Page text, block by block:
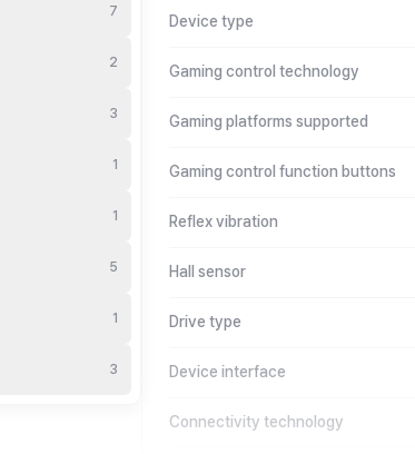
7
2
3
1
1
5
1
3
Device type
Gaming control technology
Gaming platforms supported
Gaming control function buttons
Reflex vibration
Hall sensor
Drive type
Device interface
Connectivity technology